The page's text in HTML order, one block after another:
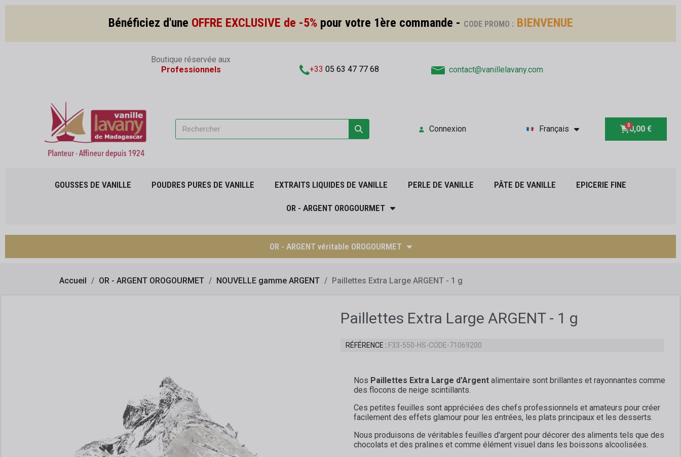
Bénéficiez d'une OFFRE EXCLUSIVE de -5%pour votre 1ère commande - CODE PROMO : BIENVENUE
Boutique réservée aux
Professionnels
+33 05 63 47 77 68 contact@vanillelavany.com
Connexion Français 0,00 €
GOUSSES DE VANILLE POUDRES PURES DE VANILLE EXTRAITS LIQUIDES DE VANILLE PERLE DE VANILLE PÂTE DE VANILLE EPICERIE FINE
OR - ARGENT OROGOURMET
OR - ARGENT véritable OROGOURMET
Accueil OR - ARGENT OROGOURMET NOUVELLE gamme ARGENT Paillettes Extra Large ARGENT - 1 g
Paillettes Extra Large ARGENT - 1 g
RÉFÉRENCE F33-550-HS-CODE-71069200
Nos Paillettes Extra Large d'Argent alimentaire sont brillantes et rayonnantes comme
des flocons de neige scintillants.
Ces petites feuilles sont appréciées des chefs professionnels et amateurs pour créer
facilement des effets glamour pour les entrées, les plats principaux et les desserts.
Nous produisons de véritables feuilles d'argent pour décorer des aliments tels que des
chocolats et des pralines et comme élément visuel dans les boissons alcoolisées.